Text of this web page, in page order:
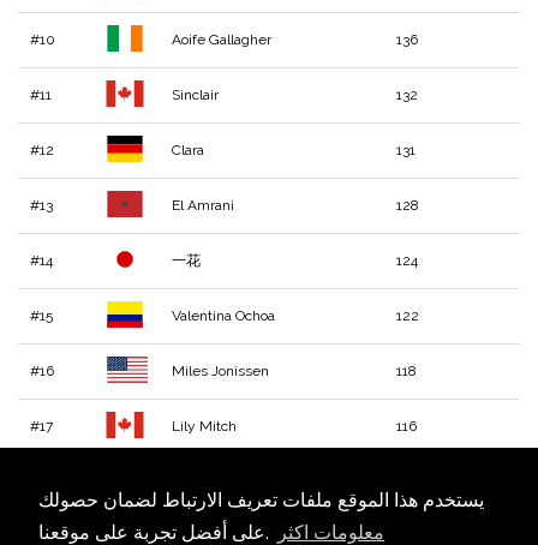
يستخدم هذا الموقع ملفات تعريف الارتباط لضمان حصولك
على أفضل تجربة على موقعنا.
معلومات اكثر
#10 Aoife Gallagher 136
#11 Sinclair 132
#12 Clara 131
#13 El Amrani 128
#14 一花 124
#15 Valentina Ochoa 122
#16 Miles Jonissen 118
#17 Lily Mitch 116
#19 Elena Ivanovici